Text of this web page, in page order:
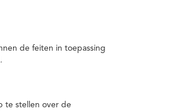
de feiten in toepassing
te stellen over de